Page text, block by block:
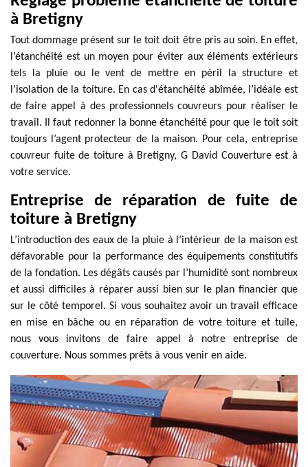
à Bretigny
Tout dommage présent sur le toit doit être pris au soin. En effet,
l’étanchéité est un moyen pour éviter aux éléments extérieurs
tels la pluie ou le vent de mettre en péril la structure et
l’isolation de la toiture. En cas d'étanchéité abîmée, l’idéale est
de faire appel à des professionnels couvreurs pour réaliser le
travail. Il faut redonner la bonne étanchéité pour que le toit soit
toujours l’agent protecteur de la maison. Pour cela, entreprise
couvreur fuite de toiture à Bretigny, G David Couverture est à
votre service.
Entreprise de réparation de fuite de
toiture à Bretigny
L’introduction des eaux de la pluie à l’intérieur de la maison est
défavorable pour la performance des équipements constitutifs
de la fondation. Les dégâts causés par l’humidité sont nombreux
et aussi difficiles à réparer aussi bien sur le plan financier que
sur le côté temporel. Si vous souhaitez avoir un travail efficace
en mise en bâche ou en réparation de votre toiture et tuile,
nous vous invitons de faire appel à notre entreprise de
couverture. Nous sommes prêts à vous venir en aide.